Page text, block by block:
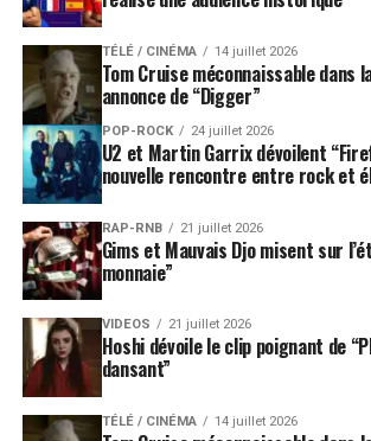
TÉLÉ / CINÉMA 14 juillet 2026
Tom Cruise méconnaissable dans
annonce de “Digger”
POP-ROCK 24 juillet 2026
U2 et Martin Garrix dévoilent
nouvelle rencontre entre rock et
RAP-RNB 21 juillet 2026
Gims et Mauvais Djo misent sur
monnaie”
VIDEOS 21 juillet 2026
Hoshi dévoile le clip poignant de
dansant”
TÉLÉ / CINÉMA 14 juillet 2026